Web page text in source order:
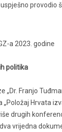
a 2023. godine
politika
„Dr. Franjo
Hrvata
drugih
vrijedna